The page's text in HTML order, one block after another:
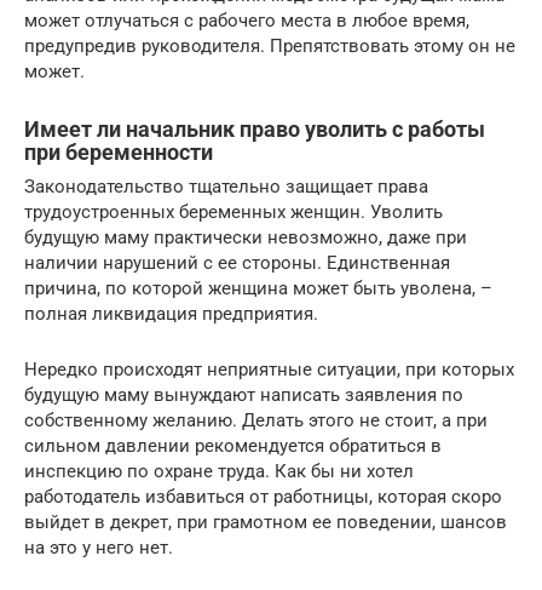
может отлучаться с рабочего места в любое время,
предупредив руководителя. Препятствовать этому он не
может.
Имеет ли начальник право уволить с работы
при беременности
Законодательство тщательно защищает права
трудоустроенных беременных женщин. Уволить
будущую маму практически невозможно, даже при
наличии нарушений с ее стороны. Единственная
причина, по которой женщина может быть уволена, –
полная ликвидация предприятия.
Нередко происходят неприятные ситуации, при которых
будущую маму вынуждают написать заявления по
собственному желанию. Делать этого не стоит, а при
сильном давлении рекомендуется обратиться в
инспекцию по охране труда. Как бы ни хотел
работодатель избавиться от работницы, которая скоро
выйдет в декрет, при грамотном ее поведении, шансов
на это у него нет.